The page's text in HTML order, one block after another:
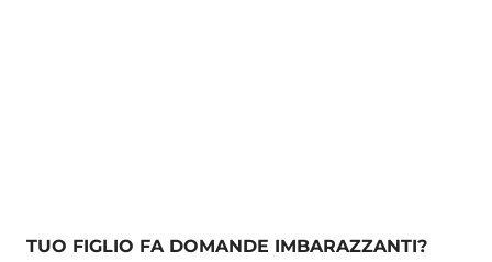
TUO FIGLIO FA DOMANDE IMBARAZZANTI?